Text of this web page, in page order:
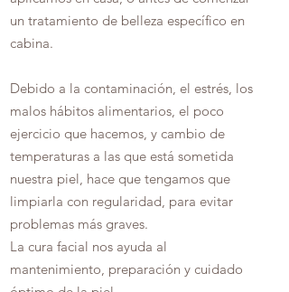
un tratamiento de belleza específico en
cabina.
Debido a la contaminación, el estrés, los
malos hábitos alimentarios, el poco
ejercicio que hacemos, y cambio de
temperaturas a las que está sometida
nuestra piel, hace que tengamos que
limpiarla con regularidad, para evitar
problemas más graves.
La cura facial nos ayuda al
mantenimiento, preparación y cuidado